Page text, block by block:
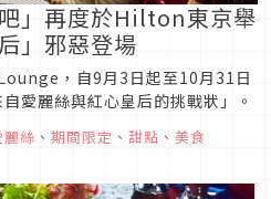
吧」再度於Hilton東京舉
」邪惡登場
，自9月3日起至10月31日
愛麗絲與紅心皇后的挑戰狀」。
麗絲 、 期間限定 、 甜點 、 美食